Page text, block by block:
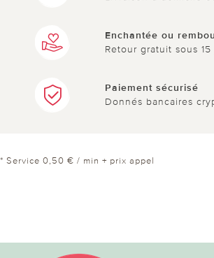
Enchantée ou
Retour gratuit sous 15
Paiement sécurisé
Donnés bancaires
* Service 0,50 € / min + prix appel